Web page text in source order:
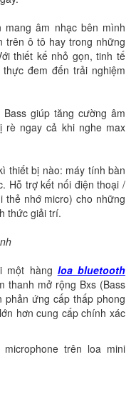
âm nhạc bên mình
trên ô tô hay trong những
thiết kế nhỏ gọn, tinh tế
đem đến trải nghiệm
giúp tăng cường âm
rè ngay cả khi nghe max
thiết bị nào: máy tính bàn
Hỗ trợ kết nối điện thoại /
thẻ nhớ micro) cho những
thức giải trí.
một hàng loa bluetooth
thanh mở rộng Bxs (Bass
phản ứng cấp thấp phong
hơn cung cấp chính xác
trên loa mini